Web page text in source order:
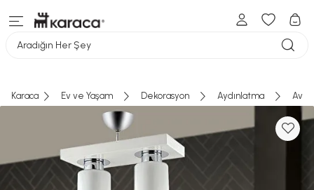
Aradığın Her Şey
Karaca Ev ve Yaşam Dekorasyon Aydınlatma